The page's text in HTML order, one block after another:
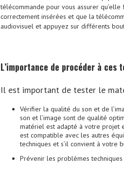
télécommande pour vous assurer
correctement insérées et que la
audiovisuel et appuyez sur différents
L’importance de procéder à ces
Il est important de tester le
Vérifier la qualité du son et de
son et l’image sont de qualité
matériel est adapté à votre projet
est compatible avec les autres
techniques et s’il convient à votre
Prévenir les problèmes